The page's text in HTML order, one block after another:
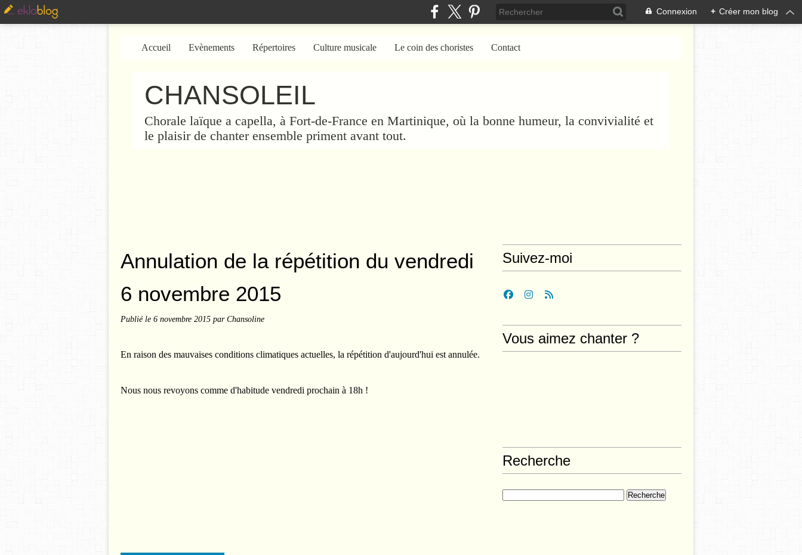
Connexion + Créer mon blog
CHANSOLEIL
Chorale laïque a capella, à Fort-de-France en Martinique, où la bonne humeur, la convivialité et
le plaisir de chanter ensemble priment avant tout.
Accueil Evènements Répertoires Culture musicale Le coin des choristes Contact
Annulation de la répétition du vendredi
6 novembre 2015
Publié le 6 novembre 2015 par Chansoline
En raison des mauvaises conditions climatiques actuelles, la répétition d'aujourd'hui est annulée.
Nous nous revoyons comme d'habitude vendredi prochain à 18h !
Suivez-moi
Vous aimez chanter ?
Recherche